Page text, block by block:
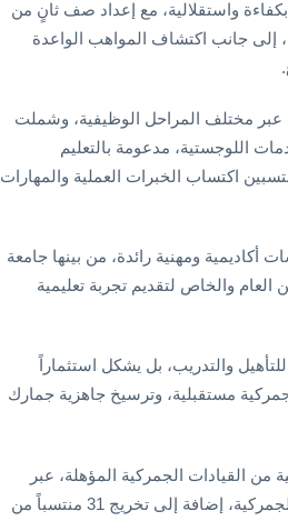
بكفاءة واستقلالية، مع إعداد صف ثانٍ من
إلى جانب اكتشاف المواهب الواعدة
امتدت عبر مختلف المراحل الوظيفية، وشملت
اللوجستية، مدعومة بالتعليم
اكتساب الخبرات العملية والمهارات
ومهنية رائدة، من بينها جامعة
والخاص لتقديم تجربة تعليمية
“مسار 33” على كونه برنامجاً للتأهيل والتدريب، بل يشكل استثماراً
مستقبلية، وترسيخ جاهزية جمارك
33” في بناء قاعدة متنامية من القيادات الجمركية المؤهلة، عبر
برامج قيادية وأكاديمية متخصصة أسهمت في تأهيل 102 من القيادات الجمركية، إضافة إلى تخريج 31 منتسباً من